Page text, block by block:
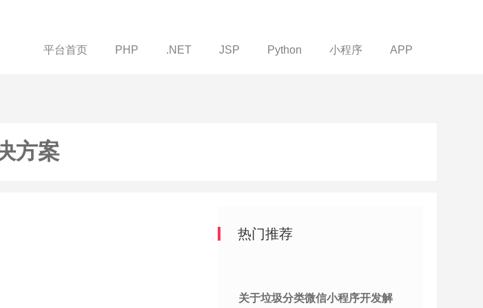
平台首页 PHP .NET JSP Python 小程序 APP
方案
热门推荐
关于垃圾分类微信小程序开发解